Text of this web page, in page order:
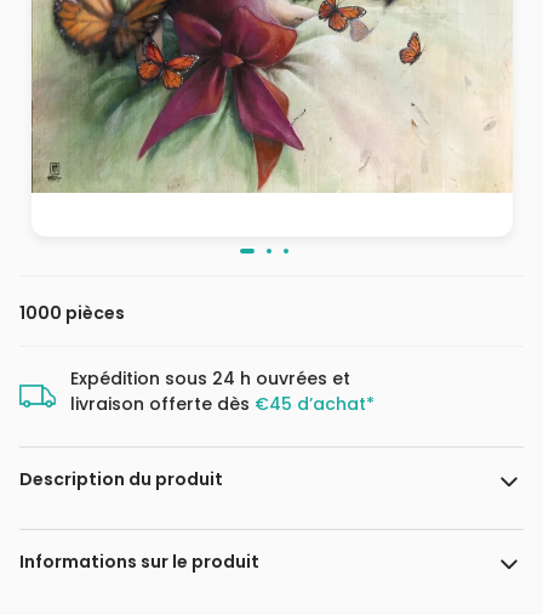
1000 pièces
Expédition sous 24 h ouvrées et
livraison offerte dès €45 d’achat*
Description du produit
Misstigri
. 1050 pièces
Informations sur le produit